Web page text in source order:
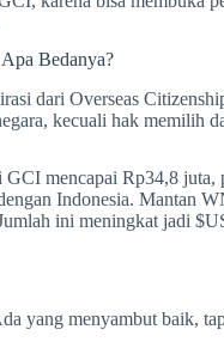
Bedanya?
dari Overseas
kecuali hak memilih
mencapai Rp34,8
Indonesia. Mantan
ini meningkat jadi
yang menyambut baik,